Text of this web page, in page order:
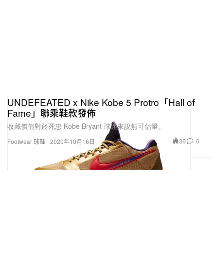
Footwear 球鞋
UNDEFEATED x Nike Kobe 5 Protro「Hall of
Fame」聯乘鞋款發佈
收藏價值對於死忠 Kobe Bryant 球迷來說無可估量。
2020年10月16日 30 0